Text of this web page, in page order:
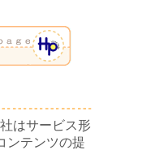
はサービス形
ンテンツの提